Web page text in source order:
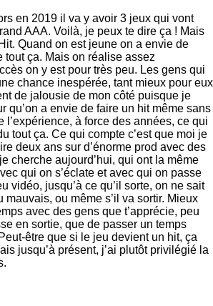
en 2019 il va y avoir 3 jeux qui vont
AAA. Voilà, je peux te dire ça ! Mais
Quand on est jeune on a envie de
tout ça. Mais on réalise assez
on y est pour très peu. Les gens qui
chance inespérée, tant mieux pour eux
de jalousie de mon côté puisque je
qu’on a envie de faire un hit même sans
l’expérience, à force des années, ce qui
tout ça. Ce qui compte c’est que moi je
deux ans sur d’énorme prod avec des
cherche aujourd’hui, qui ont la même
qui on s’éclate et avec qui on passe
vidéo, jusqu’à ce qu’il sorte, on ne sait
mauvais, ou même s’il va sortir. Mieux
avec des gens que t’apprécie, peu
en sortie, que de passer un temps
être que si le jeu devient un hit, ça
jusqu’à présent, j’ai plutôt privilégié la